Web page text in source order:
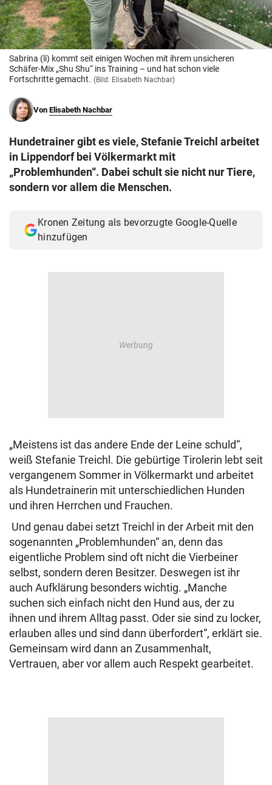
© Krone Multimedia GmbH & Co KG 2026
Muthgasse 2, 1190 Wien
Sabrina (li) kommt seit einigen Wochen mit ihrem unsicheren
Schäfer-Mix „Shu Shu“ ins Training – und hat schon viele
Fortschritte gemacht. (Bild: Elisabeth Nachbar)
Von Elisabeth Nachbar
Hundetrainer gibt es viele, Stefanie Treichl arbeitet
in Lippendorf bei Völkermarkt mit
„Problemhunden“. Dabei schult sie nicht nur Tiere,
sondern vor allem die Menschen.
Kronen Zeitung als bevorzugte Google-Quelle
hinzufügen
„Meistens ist das andere Ende der Leine schuld“,
weiß Stefanie Treichl. Die gebürtige Tirolerin lebt seit
vergangenem Sommer in Völkermarkt und arbeitet
als Hundetrainerin mit unterschiedlichen Hunden
und ihren Herrchen und Frauchen.
Und genau dabei setzt Treichl in der Arbeit mit den
sogenannten „Problemhunden“ an, denn das
eigentliche Problem sind oft nicht die Vierbeiner
selbst, sondern deren Besitzer. Deswegen ist ihr
auch Aufklärung besonders wichtig. „Manche
suchen sich einfach nicht den Hund aus, der zu
ihnen und ihrem Alltag passt. Oder sie sind zu locker,
erlauben alles und sind dann überfordert“, erklärt sie.
Gemeinsam wird dann an Zusammenhalt,
Vertrauen, aber vor allem auch Respekt gearbeitet.